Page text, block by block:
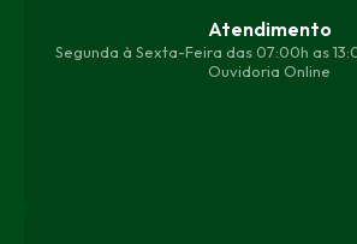
Atendimento
Segunda à Sexta-Feira das 07:00h as
Ouvidoria Online